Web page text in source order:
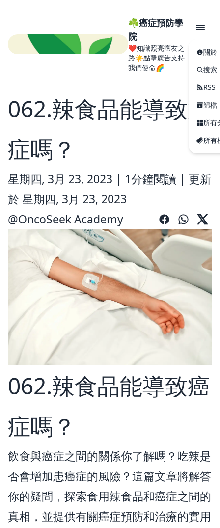
☘️癌症預防學
院
❤️知識照亮癌友之
路☀️點擊廣告支持
我們使命🌈
關於
搜索
RSS
歸檔
所有
所有
062.辣食品能導致癌
症嗎？
星期四, 3月 23, 2023 | 1分鐘閱讀 | 更新
於 星期四, 3月 23, 2023
@OncoSeek Academy
062.辣食品能導致癌
症嗎？
飲食與癌症之間的關係你了解嗎？吃辣是
否會增加患癌症的風險？這篇文章將解答
你的疑問，探索食用辣食品和癌症之間的
真相，並提供有關癌症預防和治療的實用